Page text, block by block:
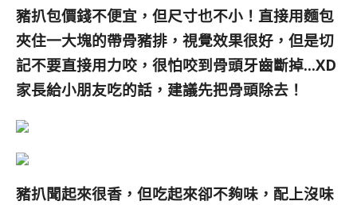
豬扒包價錢不便宜，但尺寸也不小！ 直接用麵包
夾住一大塊的帶骨豬排，視覺效果很好，但是切
記不要直接用力咬，很怕咬到骨頭牙齒斷掉…XD
家長給小朋友吃的話，建議先把骨頭除去！
豬扒聞起來很香，但吃起來卻不夠味，配上沒味